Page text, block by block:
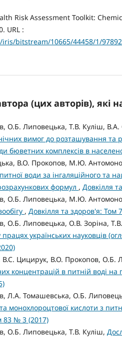
Risk Assessment Toolkit:
URL :
bitstream/10665/44458/1/
(цих авторів),
О.Б. Липовецька, Т.В. Куліш, В.А.
вимог до розташування
бюветних комплексів в
В.О. Прокопов, М.Ю.
води за інгаляційного та
формул , Довкілля
О.Б. Липовецька, М.Ю.
, Довкілля та здоров'я: Том
О.Б. Липовецька, О.В. Зоріна,
працях українських науковців
В.С. Цицирук, В.О. Прокопов, О.Б.
концентрацій в питній воді
Л.А. Томашевська, О.Б.
монохлороцтової кислоти з
83 № 3 (2017)
О.Б. Липовецька, Т.В. Куліш,